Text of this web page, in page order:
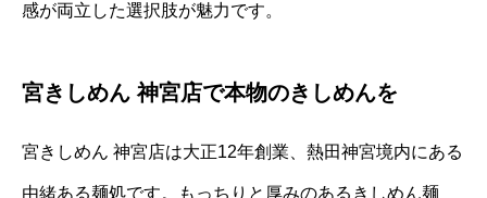
感が両立した選択肢が魅力です。
宮きしめん 神宮店で本物のきしめんを
宮きしめん 神宮店は大正12年創業、熱田神宮境内にある
由緒ある麺処です。もっちりと厚みのあるきしめん麺